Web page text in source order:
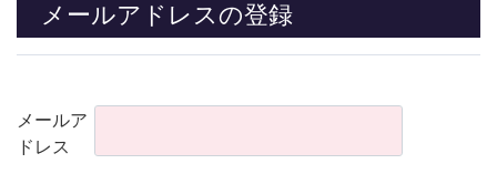
メールアドレスの登録
メールア
ドレス